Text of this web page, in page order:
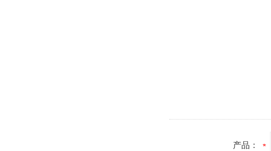
产品：